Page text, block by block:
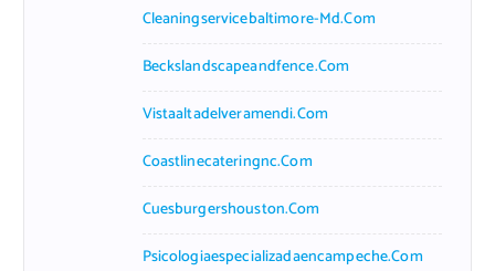
Cleaningservicebaltimore-Md.com
Beckslandscapeandfence.com
Vistaaltadelveramendi.com
Coastlinecateringnc.com
Cuesburgershouston.com
Psicologiaespecializadaencampeche.com